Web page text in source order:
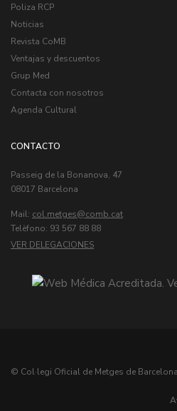
Poliza RCP
Noticias
Revista CoMB
Ventajas y descuentos
Grup Med
Contacta con nosotros
Agenda Cultural
CONTACTO
Passeig de la Bonanova, 47
08017 Barcelona
Mail: col.metges
Telèfono: 93 567 88 88
VER DELEGACIONES
© Col·legi Oficial de Metges de Barcelona